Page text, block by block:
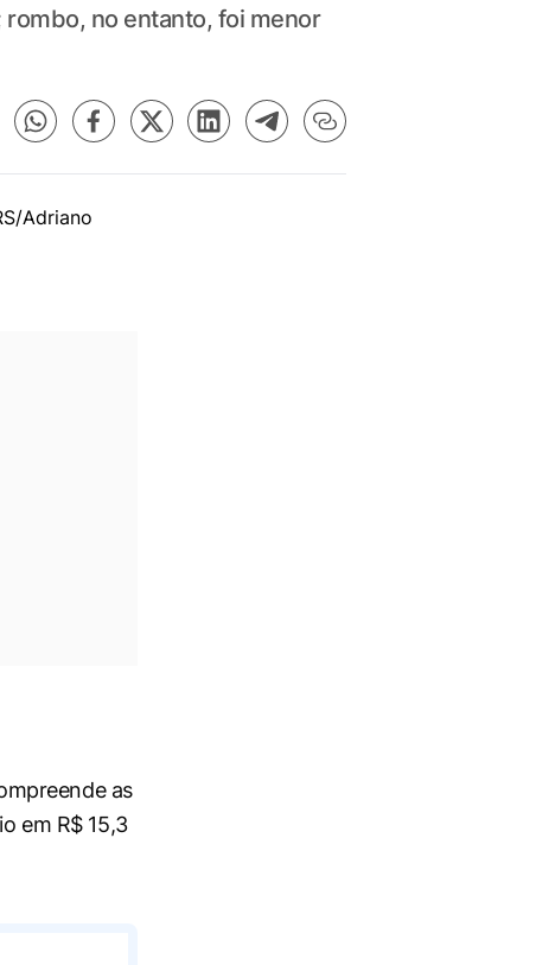
no entanto, foi menor
as
em R$ 15,3